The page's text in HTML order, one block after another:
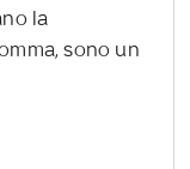
la
sono un